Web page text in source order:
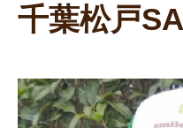
千葉松戸